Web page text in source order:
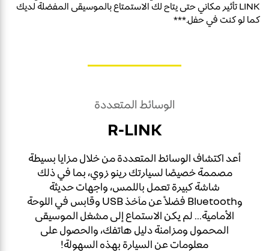
LINK تأثير مكاني حتى يتاح لك الاستمتاع بالموسيقى المفضلة لديك
كما لو كنت في حفل.***
الوسائط المتعددة
R-LINK
أعد اكتشاف الوسائط المتعددة من خلال مزايا بسيطة
مصممة خصيصًا لسيارتك رينو زوي، بما في ذلك
شاشة كبيرة تعمل باللمس، واجهات حديثة
وBluetooth فضلاً عن مآخذ USB وقابس في اللوحة
الأمامية... لم يكن الاستماع إلى مشغل الموسيقى
المحمول ومزامنة دليل هاتفك، والحصول على
معلومات عن السيارة بهذه السهولة!